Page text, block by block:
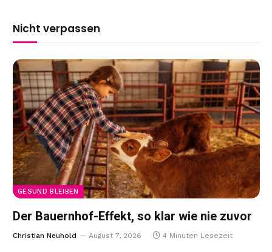
Nicht verpassen
GESUND BLEIBEN
Der Bauernhof-Effekt, so klar wie nie zuvor
Christian Neuhold August 7, 2026 4 Minuten Lesezeit